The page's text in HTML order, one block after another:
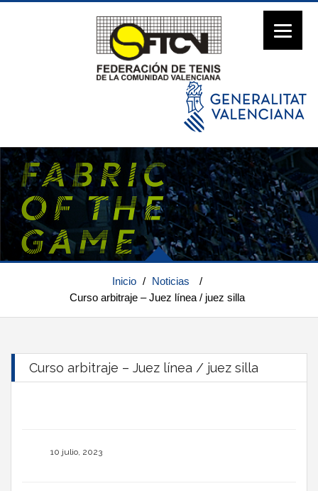
Inicio / Noticias
/
Curso arbitraje – Juez línea / juez silla
Curso arbitraje – Juez línea / juez silla
10 julio, 2023